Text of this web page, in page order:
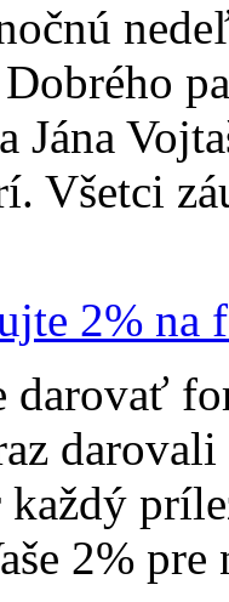
Jána
Všetci
2% na
darovať
každý
2% pre